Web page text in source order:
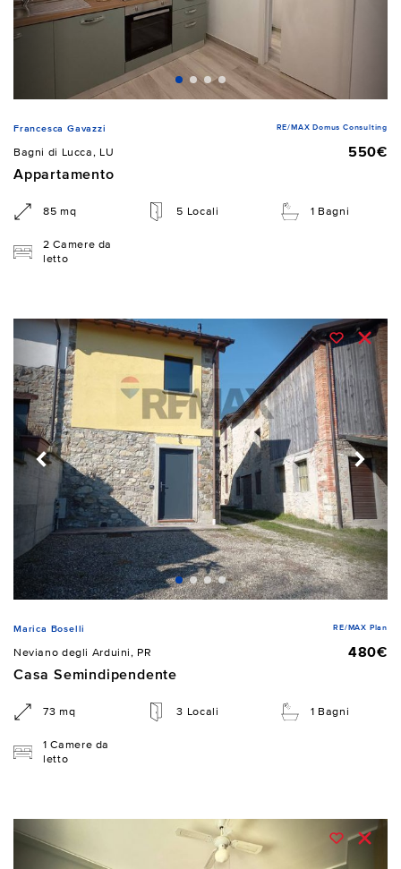
Francesca Gavazzi RE/MAX Domus Consulting
Bagni di Lucca, LU
550€
Appartamento
85 mq 5 Locali 1 Bagni
2 Camere da
letto
Marica Boselli RE/MAX Plan
Neviano degli Arduini, PR
480€
Casa Semindipendente
73 mq 3 Locali 1 Bagni
1 Camere da
letto